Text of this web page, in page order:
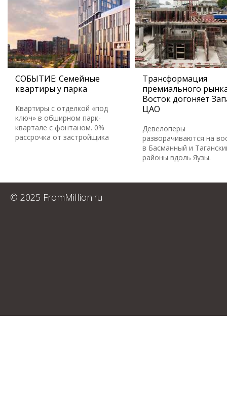
СОБЫТИЕ: Семейные
квартиры у парка
Квартиры с отделкой «под
ключ» в обширном парк-
квартале с фонтаном. 0%
рассрочка от застройщика
Трансформация
премиального
Восток догоняет
ЦАО
Девелоперы
разворачиваются на
в Басманный и
районы вдоль Яузы.
© 2025 FromMillion.ru